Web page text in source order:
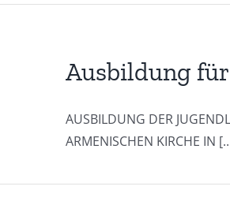
Ausbildung
AUSBILDUNG DER
ARMENISCHEN KIRCHE IN